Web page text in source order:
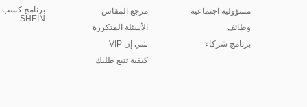
مسؤولية اجتماعية
وظائف
برنامج شركاء
مرجع المقاس
الأسئلة المتكررة
شي إن VIP
كيفية تتبع طلبك
برنامج كسب
SHEIN